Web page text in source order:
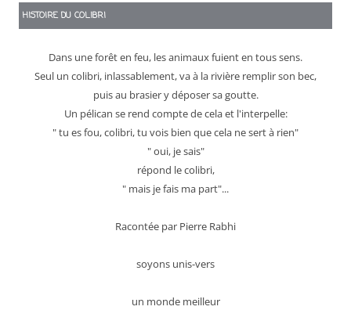
HISTOIRE DU COLIBRI
Dans une forêt en feu, les animaux fuient en tous sens.
Seul un colibri, inlassablement, va à la rivière remplir son bec,
puis au brasier y déposer sa goutte.
Un pélican se rend compte de cela et l'interpelle:
" tu es fou, colibri, tu vois bien que cela ne sert à rien"
" oui, je sais"
répond le colibri,
" mais je fais ma part"...
Racontée par Pierre Rabhi
soyons unis-vers
un monde meilleur